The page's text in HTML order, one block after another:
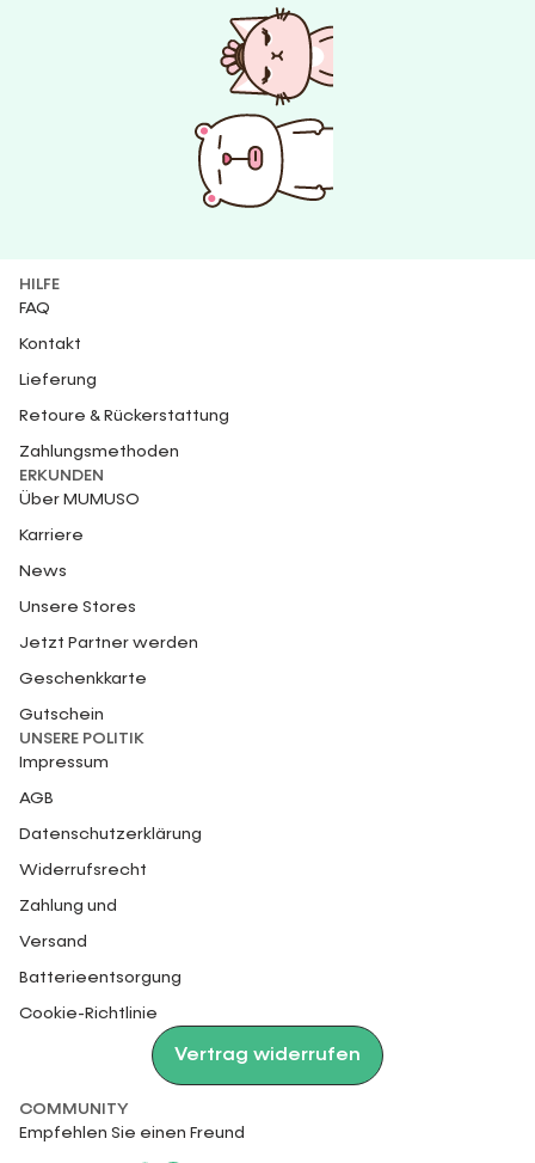
HILFE
FAQ
Kontakt
Lieferung
Retoure & Rückerstattung
Zahlungsmethoden
ERKUNDEN
Über MUMUSO
Karriere
News
Unsere Stores
Jetzt Partner werden
Geschenkkarte
Gutschein
UNSERE POLITIK
Impressum
AGB
Datenschutzerklärung
Widerrufsrecht
Zahlung und
Versand
Batterieentsorgung
Cookie-Richtlinie
Vertrag widerrufen
COMMUNITY
Empfehlen Sie einen Freund